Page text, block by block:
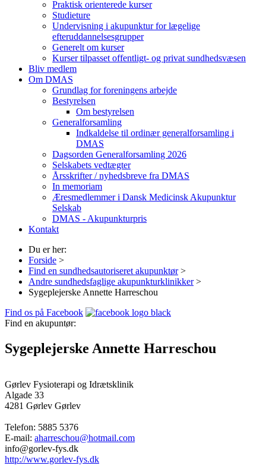
Praktisk orienterede kurser
Studieture
Undervisning i akupunktur for lægelige
efteruddannelsesgrupper
Generelt om kurser
Kurser tilpasset offentligt- og privat sundhedsvæsen
Bliv medlem
Om DMAS
Grundlag for foreningens arbejde
Bestyrelsen
Om bestyrelsen
Generalforsamling
Indkaldelse til ordinær generalforsamling i
DMAS
Dagsorden Generalforsamling 2026
Selskabets vedtægter
Årsskrifter / nyhedsbreve fra DMAS
In memoriam
Æresmedlemmer i Dansk Medicinsk Akupunktur
Selskab
DMAS - Akupunkturpris
Kontakt
Du er her:
Forside >
Find en sundhedsautoriseret akupunktør >
Andre sundhedsfaglige akupunkturklinikker >
Sygeplejerske Annette Harreschou
Find os på Facebook
Find en akupuntør:
Sygeplejerske Annette Harreschou
Gørlev Fysioterapi og Idrætsklinik
Algade 33
4281 Gørlev Gørlev
Telefon: 5885 5376
E-mail: aharreschou@hotmail.com
info@gorlev-fys.dk
http://www.gorlev-fys.dk